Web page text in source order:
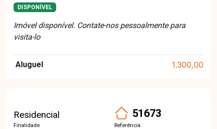
DISPONÍVEL
Imóvel disponível. Contate-nos pessoalmente para
visita-lo
Aluguel 1.300,00
Residencial
Finalidade
51673
Referência